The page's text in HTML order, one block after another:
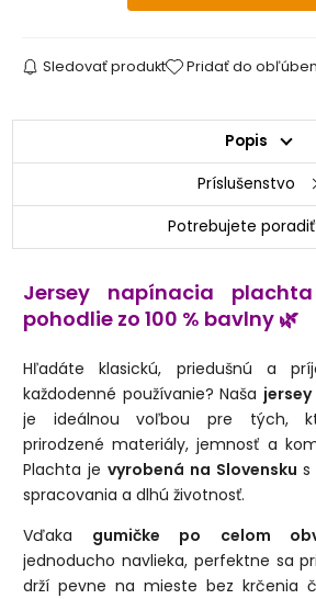
160 x 220 cm
180 x 220 cm
200 x 240 cm
2
Sledovať produkt Pridať do
Popis
Príslušenstvo
Potrebujete
Jersey napínacia
pohodlie zo 100 % bavlny 🌿
Hľadáte klasickú, priedušnú a
každodenné používanie? Naša
je ideálnou voľbou pre tých,
prirodzené materiály, jemnosť a
Plachta je vyrobená na Slovensku s
spracovania a dlhú životnosť.
Vďaka gumičke po celom
jednoducho navlieka, perfektne sa
drží pevne na mieste bez krčenia